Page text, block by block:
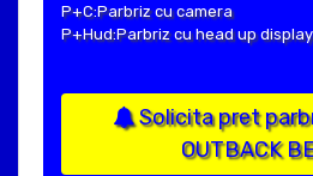
P+C:Parbriz cu camera
P+Hud:Parbriz cu head up display
Solicita pret
OUTBACK